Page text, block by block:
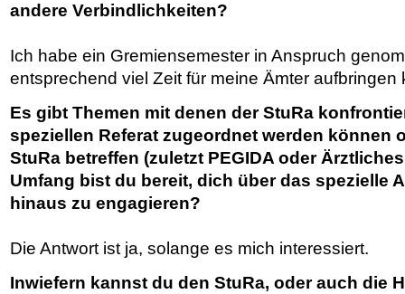
andere Verbindlichkeiten?
Ich habe ein Gremiensemester in Anspruch
entsprechend viel Zeit für meine Ämter aufbringen
Es gibt Themen mit denen der StuRa
speziellen Referat zugeordnet werden können
StuRa betreffen (zuletzt PEGIDA oder
Umfang bist du bereit, dich über das spezielle
hinaus zu engagieren?
Die Antwort ist ja, solange es mich interessiert.
Inwiefern kannst du den StuRa, oder auch die